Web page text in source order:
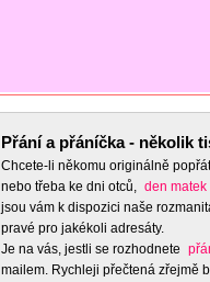
Přání a přáníčka - několik
Chcete-li někomu originálně
nebo třeba ke dni otců, den matek
jsou vám k dispozici naše
pravé pro jakékoli adresáty.
Je na vás, jestli se rozhodnete
mailem. Rychleji přečtená zřejmě